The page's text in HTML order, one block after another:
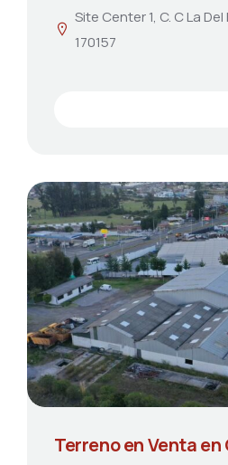
Site Center 1, C. C La
170157
Terreno en Venta en